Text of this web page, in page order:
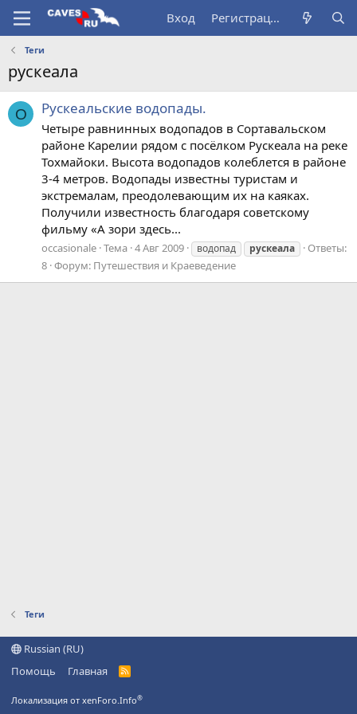
Вход Регистрация
Теги
рускеала
O Рускеальские водопады.
Четыре равнинных водопадов в Сортавальском
районе Карелии рядом с посёлком Рускеала на реке
Тохмайоки. Высота водопадов колеблется в районе
3-4 метров. Водопады известны туристам и
экстремалам, преодолевающим их на каяках.
Получили известность благодаря советскому
фильму «А зори здесь...
occasionale Тема 4 Авг 2009 водопад рускеала
Ответы:
8 Форум: Путешествия и Краеведение
Теги
Russian (RU)
Помощь
Главная
R
Локализация от xenForo.Info®